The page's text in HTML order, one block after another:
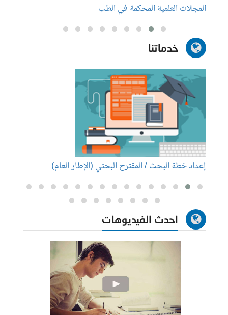
المجلات العلمية المحكمة في الطب
خدماتنا
إعداد خطة البحث / المقترح البحثي (الإطار العام)
احدث الفيديوهات